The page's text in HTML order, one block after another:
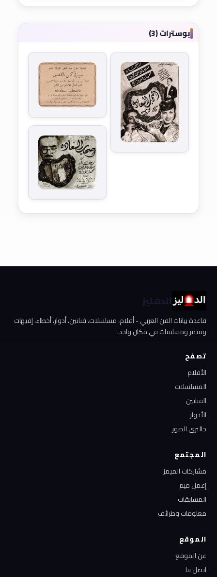
بوسترات (3)
الدهليز
قاعدة بيانات الفن العربي - أفلام، مسلسلات، فنانين، أدوار، أخطاء، إفيهات
وميمز ومسابقات في مكان واحد.
تصفح
الأفلام
المسلسلات
الفنانين
الأدوار
جاليري الصور
المجتمع
مشاركات الميمز
إعمل ميم
المسابقات
معلومات وطرائف
الموقع
عن الموقع
اتصل بنا